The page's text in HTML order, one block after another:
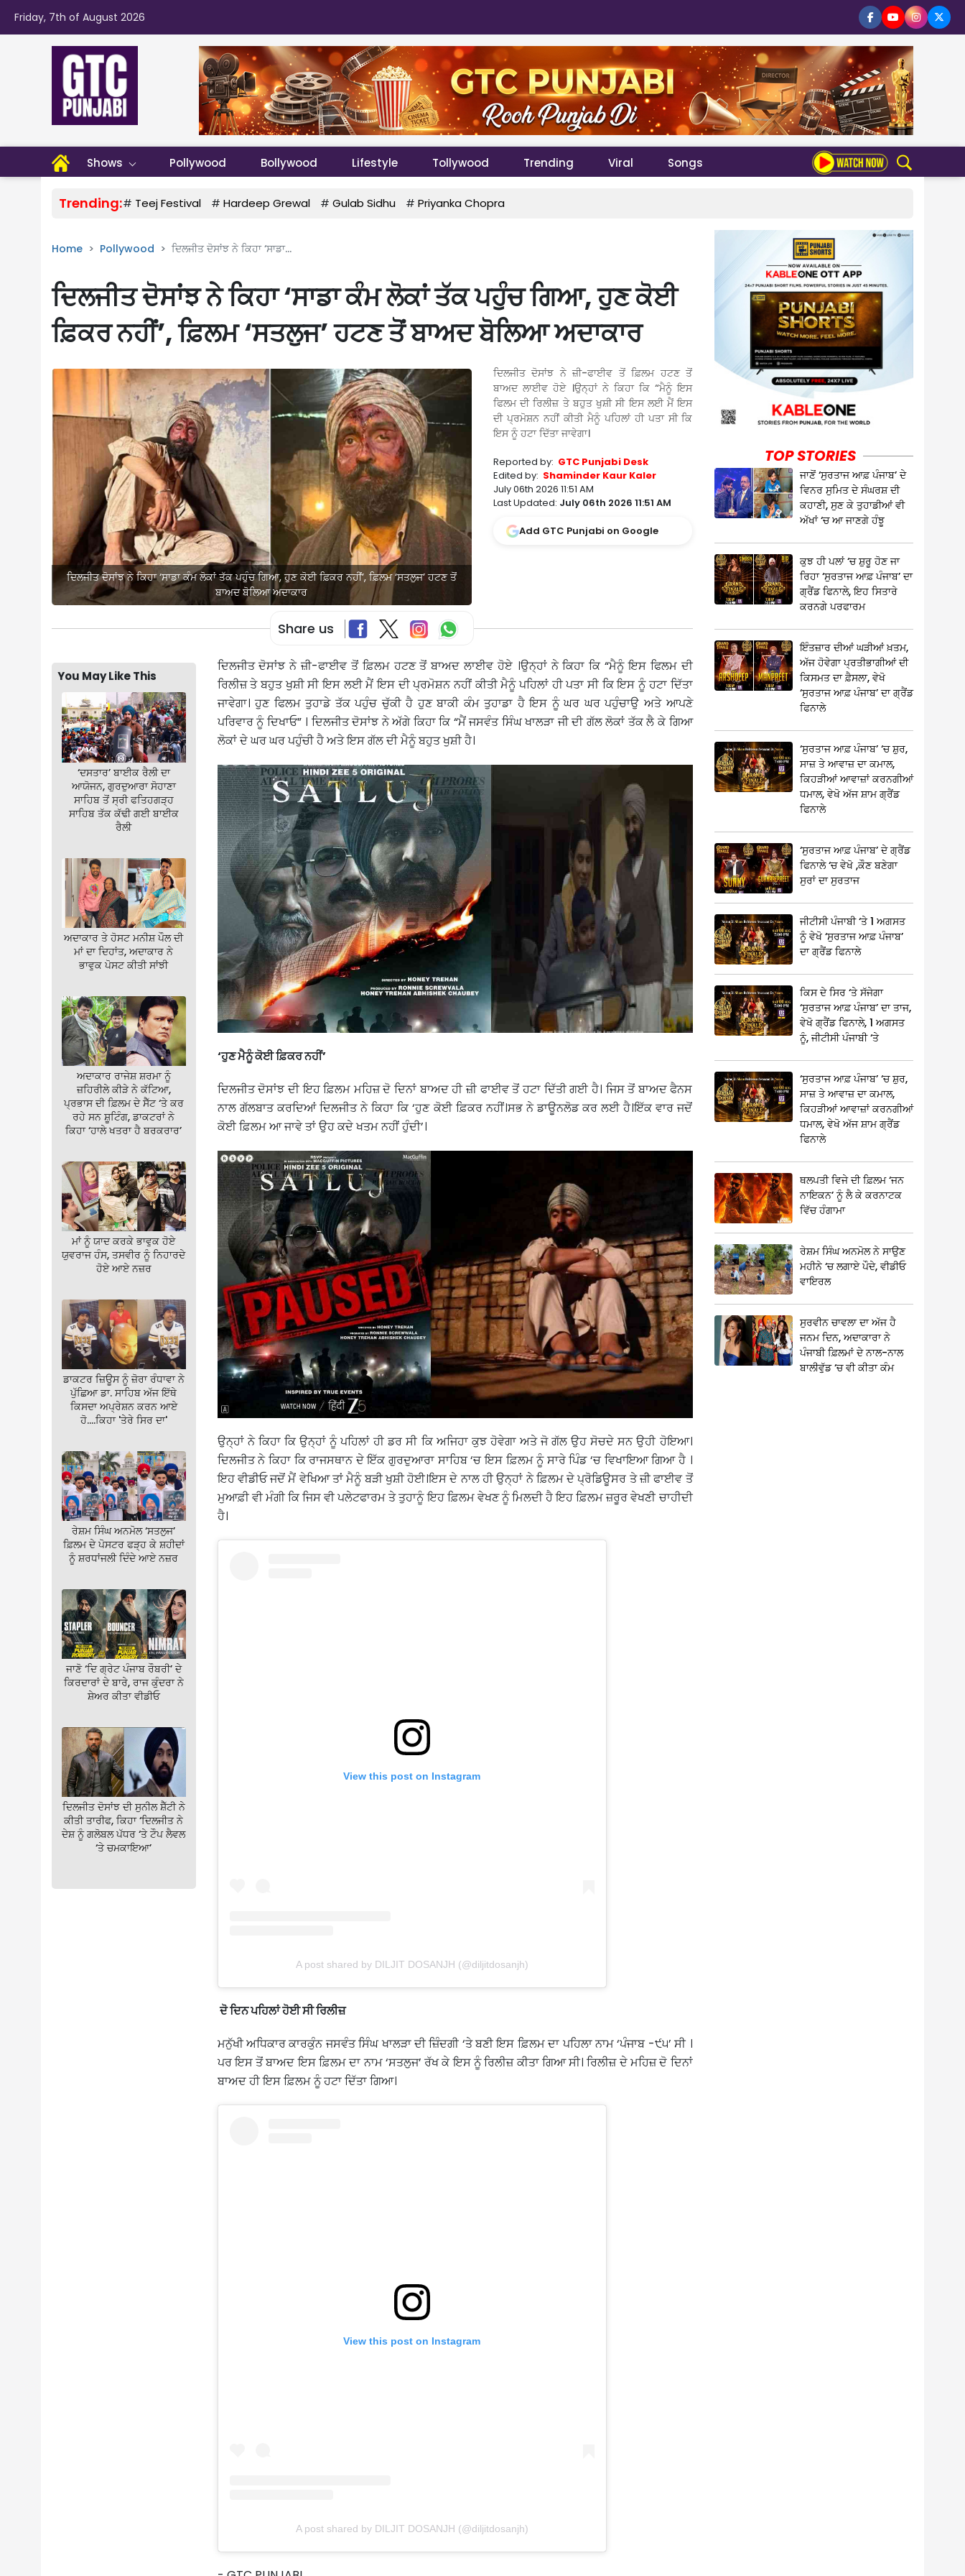
Friday, 7th of August 2026
Shows Pollywood Bollywood Lifestyle Tollywood Trending Viral Songs
Trending:# Teej Festival # Hardeep Grewal # Gulab Sidhu # Priyanka Chopra
Home Pollywood ਦਿਲਜੀਤ ਦੋਸਾਂਝ ਨੇ ਕਿਹਾ ‘ਸਾਡਾ...
ਦਿਲਜੀਤ ਦੋਸਾਂਝ ਨੇ ਕਿਹਾ ‘ਸਾਡਾ ਕੰਮ ਲੋਕਾਂ ਤੱਕ ਪਹੁੰਚ ਗਿਆ, ਹੁਣ ਕੋਈ
ਫ਼ਿਕਰ ਨਹੀਂ’, ਫ਼ਿਲਮ ‘ਸਤਲੁਜ’ ਹਟਣ ਤੋਂ ਬਾਅਦ ਬੋਲਿਆ ਅਦਾਕਾਰ
ਦਿਲਜੀਤ ਦੋਸਾਂਝ ਨੇ ਕਿਹਾ ‘ਸਾਡਾ ਕੰਮ ਲੋਕਾਂ ਤੱਕ ਪਹੁੰਚ ਗਿਆ, ਹੁਣ ਕੋਈ ਫ਼ਿਕਰ ਨਹੀਂ’, ਫ਼ਿਲਮ ‘ਸਤਲੁਜ’ ਹਟਣ ਤੋਂ
ਬਾਅਦ ਬੋਲਿਆ ਅਦਾਕਾਰ
ਦਿਲਜੀਤ ਦੋਸਾਂਝ ਨੇ ਜ਼ੀ-ਫਾਈਵ ਤੋਂ ਫ਼ਿਲਮ ਹਟਣ ਤੋਂ
ਬਾਅਦ ਲਾਈਵ ਹੋਏ ।ਉਨ੍ਹਾਂ ਨੇ ਕਿਹਾ ਕਿ “ਮੈਨੂੰ ਇਸ
ਫਿਲਮ ਦੀ ਰਿਲੀਜ਼ ਤੇ ਬਹੁਤ ਖੁਸ਼ੀ ਸੀ ਇਸ ਲਈ ਮੈਂ ਇਸ
ਦੀ ਪ੍ਰਮੋਸ਼ਨ ਨਹੀਂ ਕੀਤੀ ਮੈਨੂੰ ਪਹਿਲਾਂ ਹੀ ਪਤਾ ਸੀ ਕਿ
ਇਸ ਨੂੰ ਹਟਾ ਦਿੱਤਾ ਜਾਵੇਗਾ।
Reported by: GTC Punjabi Desk
Edited by: Shaminder Kaur Kaler
July 06th 2026 11:51 AM
Last Updated: July 06th 2026 11:51 AM
Add GTC Punjabi on Google
Share us
You May Like This
‘ਦਸਤਾਰ’ ਬਾਈਕ ਰੈਲੀ ਦਾ
ਆਯੋਜਨ, ਗੁਰਦੁਆਰਾ ਸੋਹਾਣਾ
ਸਾਹਿਬ ਤੋਂ ਸ੍ਰੀ ਫਤਿਹਗੜ੍ਹ
ਸਾਹਿਬ ਤੱਕ ਕੱਢੀ ਗਈ ਬਾਈਕ
ਰੈਲੀ
ਅਦਾਕਾਰ ਤੇ ਹੋਸਟ ਮਨੀਸ਼ ਪੌਲ ਦੀ
ਮਾਂ ਦਾ ਦਿਹਾਂਤ, ਅਦਾਕਾਰ ਨੇ
ਭਾਵੁਕ ਪੋਸਟ ਕੀਤੀ ਸਾਂਝੀ
ਅਦਾਕਾਰ ਰਾਜੇਸ਼ ਸ਼ਰਮਾ ਨੂੰ
ਜ਼ਹਿਰੀਲੇ ਕੀੜੇ ਨੇ ਕੱਟਿਆ,
ਪ੍ਰਭਾਸ ਦੀ ਫ਼ਿਲਮ ਦੇ ਸੈੱਟ ‘ਤੇ ਕਰ
ਰਹੇ ਸਨ ਸ਼ੂਟਿੰਗ, ਡਾਕਟਰਾਂ ਨੇ
ਕਿਹਾ ‘ਹਾਲੇ ਖਤਰਾ ਹੈ ਬਰਕਰਾਰ’
ਮਾਂ ਨੂੰ ਯਾਦ ਕਰਕੇ ਭਾਵੁਕ ਹੋਏ
ਯੁਵਰਾਜ ਹੰਸ, ਤਸਵੀਰ ਨੂੰ ਨਿਹਾਰਦੇ
ਹੋਏ ਆਏ ਨਜ਼ਰ
ਡਾਕਟਰ ਜ਼ਿਊਸ ਨੂੰ ਜ਼ੋਰਾ ਰੰਧਾਵਾ ਨੇ
ਪੁੱਛਿਆ ਡਾ. ਸਾਹਿਬ ਅੱਜ ਇੱਥੇ
ਕਿਸਦਾ ਅਪ੍ਰੇਸ਼ਨ ਕਰਨ ਆਏ
ਹੋ….ਕਿਹਾ 'ਤੇਰੇ ਸਿਰ ਦਾ'
ਰੇਸ਼ਮ ਸਿੰਘ ਅਨਮੋਲ ‘ਸਤਲੁਜ’
ਫ਼ਿਲਮ ਦੇ ਪੋਸਟਰ ਫੜ੍ਹ ਕੇ ਸ਼ਹੀਦਾਂ
ਨੂੰ ਸ਼ਰਧਾਂਜਲੀ ਦਿੰਦੇ ਆਏ ਨਜ਼ਰ
ਜਾਣੋ ‘ਦਿ ਗ੍ਰੇਟ ਪੰਜਾਬ ਰੌਬਰੀ’ ਦੇ
ਕਿਰਦਾਰਾਂ ਦੇ ਬਾਰੇ, ਰਾਜ ਕੁੰਦਰਾ ਨੇ
ਸ਼ੇਅਰ ਕੀਤਾ ਵੀਡੀਓ
ਦਿਲਜੀਤ ਦੋਸਾਂਝ ਦੀ ਸੁਨੀਲ ਸ਼ੈੱਟੀ ਨੇ
ਕੀਤੀ ਤਾਰੀਫ, ਕਿਹਾ ‘ਦਿਲਜੀਤ ਨੇ
ਦੇਸ਼ ਨੂੰ ਗਲੋਬਲ ਪੱਧਰ ‘ਤੇ ਟੌਪ ਲੈਵਲ
‘ਤੇ ਚਮਕਾਇਆ’
ਦਿਲਜੀਤ ਦੋਸਾਂਝ ਨੇ ਜ਼ੀ-ਫਾਈਵ ਤੋਂ ਫ਼ਿਲਮ ਹਟਣ ਤੋਂ ਬਾਅਦ ਲਾਈਵ ਹੋਏ ।ਉਨ੍ਹਾਂ ਨੇ ਕਿਹਾ ਕਿ “ਮੈਨੂੰ ਇਸ ਫਿਲਮ ਦੀ
ਰਿਲੀਜ਼ ਤੇ ਬਹੁਤ ਖੁਸ਼ੀ ਸੀ ਇਸ ਲਈ ਮੈਂ ਇਸ ਦੀ ਪ੍ਰਮੋਸ਼ਨ ਨਹੀਂ ਕੀਤੀ ਮੈਨੂੰ ਪਹਿਲਾਂ ਹੀ ਪਤਾ ਸੀ ਕਿ ਇਸ ਨੂੰ ਹਟਾ ਦਿੱਤਾ
ਜਾਵੇਗਾ। ਹੁਣ ਫਿਲਮ ਤੁਹਾਡੇ ਤੱਕ ਪਹੁੰਚ ਚੁੱਕੀ ਹੈ ਹੁਣ ਬਾਕੀ ਕੰਮ ਤੁਹਾਡਾ ਹੈ ਇਸ ਨੂੰ ਘਰ ਘਰ ਪਹੁੰਚਾਉ ਅਤੇ ਆਪਣੇ
ਪਰਿਵਾਰ ਨੂੰ ਦਿਖਾਓ” । ਦਿਲਜੀਤ ਦੋਸਾਂਝ ਨੇ ਅੱਗੇ ਕਿਹਾ ਕਿ “ਮੈਂ ਜਸਵੰਤ ਸਿੰਘ ਖਾਲੜਾ ਜੀ ਦੀ ਗੱਲ ਲੋਕਾਂ ਤੱਕ ਲੈ ਕੇ ਗਿਆ
ਲੋਕਾਂ ਦੇ ਘਰ ਘਰ ਪਹੁੰਚੀ ਹੈ ਅਤੇ ਇਸ ਗੱਲ ਦੀ ਮੈਨੂੰ ਬਹੁਤ ਖੁਸ਼ੀ ਹੈ।
‘ਹੁਣ ਮੈਨੂੰ ਕੋਈ ਫ਼ਿਕਰ ਨਹੀਂ’
ਦਿਲਜੀਤ ਦੋਸਾਂਝ ਦੀ ਇਹ ਫ਼ਿਲਮ ਮਹਿਜ਼ ਦੋ ਦਿਨਾਂ ਬਾਅਦ ਹੀ ਜ਼ੀ ਫਾਈਵ ਤੋਂ ਹਟਾ ਦਿੱਤੀ ਗਈ ਹੈ। ਜਿਸ ਤੋਂ ਬਾਅਦ ਫੈਨਸ
ਨਾਲ ਗੱਲਬਾਤ ਕਰਦਿਆਂ ਦਿਲਜੀਤ ਨੇ ਕਿਹਾ ਕਿ ‘ਹੁਣ ਕੋਈ ਫ਼ਿਕਰ ਨਹੀਂ।ਸਭ ਨੇ ਡਾਊਨਲੋਡ ਕਰ ਲਈ ਹੈ।ਇੱਕ ਵਾਰ ਜਦੋਂ
ਕੋਈ ਫ਼ਿਲਮ ਆ ਜਾਵੇ ਤਾਂ ਉਹ ਕਦੇ ਖਤਮ ਨਹੀਂ ਹੁੰਦੀ’।
ਉਨ੍ਹਾਂ ਨੇ ਕਿਹਾ ਕਿ ਉਨ੍ਹਾਂ ਨੂੰ ਪਹਿਲਾਂ ਹੀ ਡਰ ਸੀ ਕਿ ਅਜਿਹਾ ਕੁਝ ਹੋਵੇਗਾ ਅਤੇ ਜੋ ਗੱਲ ਉਹ ਸੋਚਦੇ ਸਨ ਉਹੀ ਹੋਇਆ।
ਦਿਲਜੀਤ ਨੇ ਕਿਹਾ ਕਿ ਰਾਜਸਥਾਨ ਦੇ ਇੱਕ ਗੁਰਦੁਆਰਾ ਸਾਹਿਬ ‘ਚ ਇਸ ਫ਼ਿਲਮ ਨੂੰ ਸਾਰੇ ਪਿੰਡ ‘ਚ ਵਿਖਾਇਆ ਗਿਆ ਹੈ ।
ਇਹ ਵੀਡੀਓ ਜਦੋਂ ਮੈਂ ਵੇਖਿਆ ਤਾਂ ਮੈਨੂੰ ਬੜੀ ਖੁਸ਼ੀ ਹੋਈ।ਇਸ ਦੇ ਨਾਲ ਹੀ ਉਨ੍ਹਾਂ ਨੇ ਫ਼ਿਲਮ ਦੇ ਪ੍ਰੋਡਿਊਸਰ ਤੇ ਜ਼ੀ ਫਾਈਵ ਤੋਂ
ਮੁਆਫ਼ੀ ਵੀ ਮੰਗੀ ਕਿ ਜਿਸ ਵੀ ਪਲੇਟਫਾਰਮ ਤੇ ਤੁਹਾਨੂੰ ਇਹ ਫ਼ਿਲਮ ਵੇਖਣ ਨੂੰ ਮਿਲਦੀ ਹੈ ਇਹ ਫ਼ਿਲਮ ਜ਼ਰੂਰ ਵੇਖਣੀ ਚਾਹੀਦੀ
ਹੈ।
View this post on Instagram
A post shared by DILJIT DOSANJH (@diljitdosanjh)
ਦੋ ਦਿਨ ਪਹਿਲਾਂ ਹੋਈ ਸੀ ਰਿਲੀਜ਼
ਮਨੁੱਖੀ ਅਧਿਕਾਰ ਕਾਰਕੁੰਨ ਜਸਵੰਤ ਸਿੰਘ ਖਾਲੜਾ ਦੀ ਜ਼ਿੰਦਗੀ ‘ਤੇ ਬਣੀ ਇਸ ਫ਼ਿਲਮ ਦਾ ਪਹਿਲਾ ਨਾਮ ‘ਪੰਜਾਬ -੯੫’ ਸੀ ।
ਪਰ ਇਸ ਤੋਂ ਬਾਅਦ ਇਸ ਫ਼ਿਲਮ ਦਾ ਨਾਮ ‘ਸਤਲੁਜ’ ਰੱਖ ਕੇ ਇਸ ਨੂੰ ਰਿਲੀਜ਼ ਕੀਤਾ ਗਿਆ ਸੀ। ਰਿਲੀਜ਼ ਦੇ ਮਹਿਜ਼ ਦੋ ਦਿਨਾਂ
ਬਾਅਦ ਹੀ ਇਸ ਫ਼ਿਲਮ ਨੂੰ ਹਟਾ ਦਿੱਤਾ ਗਿਆ।
View this post on Instagram
A post shared by DILJIT DOSANJH (@diljitdosanjh)
TOP STORIES
ਜਾਣੋਂ ‘ਸੁਰਤਾਜ ਆਫ਼ ਪੰਜਾਬ’ ਦੇ
ਵਿਨਰ ਸੁਮਿਤ ਦੇ ਸੰਘਰਸ਼ ਦੀ
ਕਹਾਣੀ, ਸੁਣ ਕੇ ਤੁਹਾਡੀਆਂ ਵੀ
ਅੱਖਾਂ ‘ਚ ਆ ਜਾਣਗੇ ਹੰਝੂ
ਕੁਝ ਹੀ ਪਲਾਂ ‘ਚ ਸ਼ੁਰੂ ਹੋਣ ਜਾ
ਰਿਹਾ ‘ਸੁਰਤਾਜ ਆਫ਼ ਪੰਜਾਬ’ ਦਾ
ਗ੍ਰੈਂਡ ਫਿਨਾਲੇ, ਇਹ ਸਿਤਾਰੇ
ਕਰਨਗੇ ਪਰਫਾਰਮ
ਇੰਤਜ਼ਾਰ ਦੀਆਂ ਘੜੀਆਂ ਖ਼ਤਮ,
ਅੱਜ ਹੋਵੇਗਾ ਪ੍ਰਤੀਭਾਗੀਆਂ ਦੀ
ਕਿਸਮਤ ਦਾ ਫ਼ੈਸਲਾ, ਵੇਖੋ
‘ਸੁਰਤਾਜ ਆਫ਼ ਪੰਜਾਬ’ ਦਾ ਗ੍ਰੈਂਡ
ਫਿਨਾਲੇ
‘ਸੁਰਤਾਜ ਆਫ਼ ਪੰਜਾਬ’ ‘ਚ ਸ਼ੁਰ,
ਸਾਜ਼ ਤੇ ਆਵਾਜ਼ ਦਾ ਕਮਾਲ,
ਕਿਹੜੀਆਂ ਆਵਾਜ਼ਾਂ ਕਰਨਗੀਆਂ
ਧਮਾਲ, ਵੇਖੋ ਅੱਜ ਸ਼ਾਮ ਗ੍ਰੈਂਡ
ਫਿਨਾਲੇ
‘ਸੁਰਤਾਜ ਆਫ਼ ਪੰਜਾਬ’ ਦੇ ਗ੍ਰੈਂਡ
ਫਿਨਾਲੇ ‘ਚ ਵੇਖੋ ,ਕੌਣ ਬਣੇਗਾ
ਸੁਰਾਂ ਦਾ ਸੁਰਤਾਜ
ਜੀਟੀਸੀ ਪੰਜਾਬੀ ‘ਤੇ 1 ਅਗਸਤ
ਨੂੰ ਵੇਖੋ ‘ਸੁਰਤਾਜ ਆਫ਼ ਪੰਜਾਬ’
ਦਾ ਗ੍ਰੈਂਡ ਫਿਨਾਲੇ
ਕਿਸ ਦੇ ਸਿਰ ‘ਤੇ ਸੱਜੇਗਾ
‘ਸੁਰਤਾਜ ਆਫ਼ ਪੰਜਾਬ’ ਦਾ ਤਾਜ,
ਵੇਖੋ ਗ੍ਰੈਂਡ ਫਿਨਾਲੇ, 1 ਅਗਸਤ
ਨੂੰ, ਜੀਟੀਸੀ ਪੰਜਾਬੀ ‘ਤੇ
‘ਸੁਰਤਾਜ ਆਫ਼ ਪੰਜਾਬ’ ‘ਚ ਸ਼ੁਰ,
ਸਾਜ਼ ਤੇ ਆਵਾਜ਼ ਦਾ ਕਮਾਲ,
ਕਿਹੜੀਆਂ ਆਵਾਜ਼ਾਂ ਕਰਨਗੀਆਂ
ਧਮਾਲ, ਵੇਖੋ ਅੱਜ ਸ਼ਾਮ ਗ੍ਰੈਂਡ
ਫਿਨਾਲੇ
ਥਲਪਤੀ ਵਿਜੇ ਦੀ ਫ਼ਿਲਮ ‘ਜਨ
ਨਾਇਕਨ’ ਨੂੰ ਲੈ ਕੇ ਕਰਨਾਟਕ
ਵਿੱਚ ਹੰਗਾਮਾ
ਰੇਸ਼ਮ ਸਿੰਘ ਅਨਮੋਲ ਨੇ ਸਾਉਣ
ਮਹੀਨੇ ‘ਚ ਲਗਾਏ ਪੌਦੇ, ਵੀਡੀਓ
ਵਾਇਰਲ
ਸੁਰਵੀਨ ਚਾਵਲਾ ਦਾ ਅੱਜ ਹੈ
ਜਨਮ ਦਿਨ, ਅਦਾਕਾਰਾ ਨੇ
ਪੰਜਾਬੀ ਫ਼ਿਲਮਾਂ ਦੇ ਨਾਲ-ਨਾਲ
ਬਾਲੀਵੁੱਡ ‘ਚ ਵੀ ਕੀਤਾ ਕੰਮ